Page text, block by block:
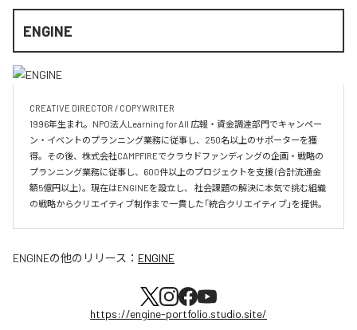
ENGINE
CREATIVE DIRECTOR / COPYWRITER
1996年生まれ。NPO法人Learning for All 広報・資金調達部門でキャンペー
ン・イベントのプランニング業務に従事し、250名以上のサポーターを獲
得。その後、株式会社CAMPFIREでクラウドファンディングの企画・戦略の
プランニング業務に従事し、600件以上のプロジェクトを支援 (合計流通金
額5億円以上) 。現在はENGINEを設立し、 社会課題の解決に本気で挑む組織
の戦略からクリエイティブ制作まで一貫した「統合クリエイティブ」を提供。
ENGINEの他のリリース： ENGINE
https://engine-portfolio.studio.site/